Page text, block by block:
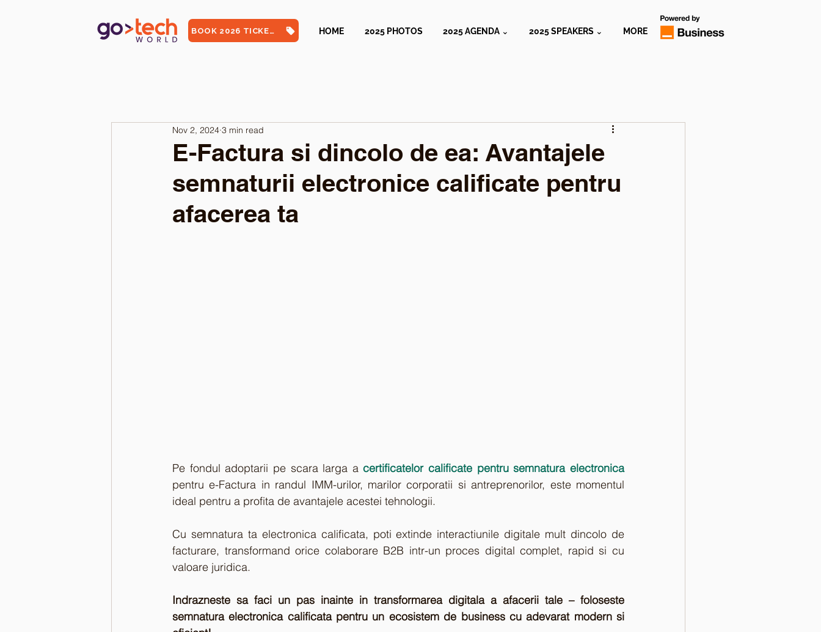
BOOK 2026 TICKETS HOME 2025 PHOTOS 2025 AGENDA ⌄ 2025 SPEAKERS ⌄ MORE
E-Factura si dincolo de ea: Avantajele
semnaturii electronice calificate pentru
afacerea ta
Nov 2, 2024 3 min read
Pe fondul adoptarii pe scara larga a
certificatelor calificate pentru semnatura electronica
pentru e-Factura in randul IMM-urilor, marilor corporatii si antreprenorilor, este momentul
ideal pentru a profita de avantajele acestei tehnologii.
Cu semnatura ta electronica calificata, poti extinde interactiunile digitale mult dincolo de
facturare, transformand orice colaborare B2B intr-un proces digital complet, rapid si cu
valoare juridica.
Indrazneste sa faci un pas inainte in transformarea digitala a afacerii tale – foloseste
semnatura electronica calificata pentru un ecosistem de business cu adevarat modern si